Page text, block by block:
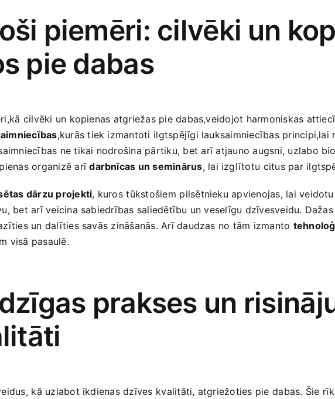
piemēri: cilvēki ⁣un
pie dabas
⁣cilvēki un​ kopienas atgriežas ‍pie dabas,veidojot harmoniskas‌
,kurās tiek izmantoti ⁢ilgtspējīgi lauksaimniecības
ne tikai nodrošina pārtiku,‍ bet‌ arī ⁤atjauno ​augsni, uzlabo
organizē​ arīdarbnīcas un seminārus, lai izglītotu⁣ citus par
dārzu projekti, kuros⁢ tūkstošiem⁤ pilsētnieku apvienojas, lai
bet arī veicina‌ sabiedrības saliedētību un​ veselīgu dzīvesveidu.
un dalīties savās zināšanās. Arī daudzas no tām‍ izmanto
visā pasaulē.
prakses un
⁣kā uzlabot ikdienas dzīves ⁣kvalitāti, atgriežoties pie ⁣dabas. Šie